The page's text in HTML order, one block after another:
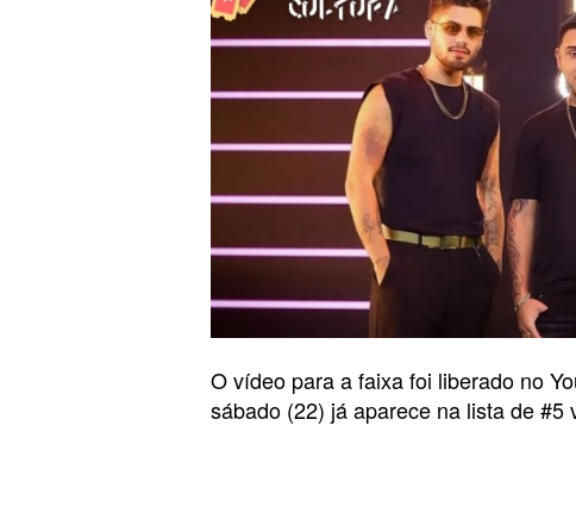
O vídeo para a faixa foi liberado no
sábado (22) já aparece na lista de